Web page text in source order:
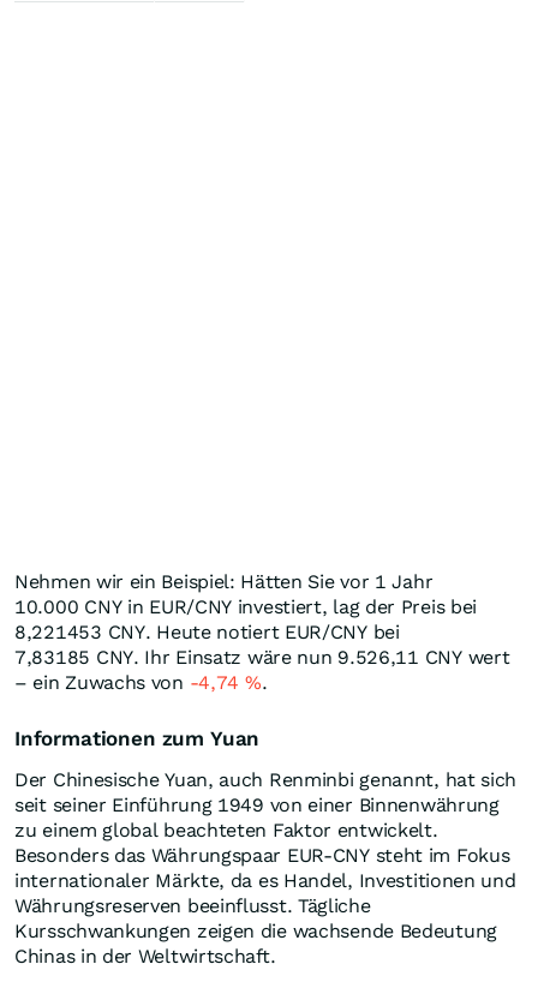
Nehmen wir ein Beispiel: Hätten Sie vor 1 Jahr
10.000 CNYin EUR/CNY investiert, lag der Preis bei
8,221453 CNY. Heute notiert EUR/CNY bei
7,83185 CNY. Ihr Einsatz wäre nun 9.526,11 CNYwert
– ein Zuwachs von -4,74 %.
Informationen zum Yuan
Der Chinesische Yuan, auch Renminbi genannt, hat sich
seit seiner Einführung 1949 von einer Binnenwährung
zu einem global beachteten Faktor entwickelt.
Besonders das Währungspaar EUR-CNY steht im Fokus
internationaler Märkte, da es Handel, Investitionen und
Währungsreserven beeinflusst. Tägliche
Kursschwankungen zeigen die wachsende Bedeutung
Chinas in der Weltwirtschaft.